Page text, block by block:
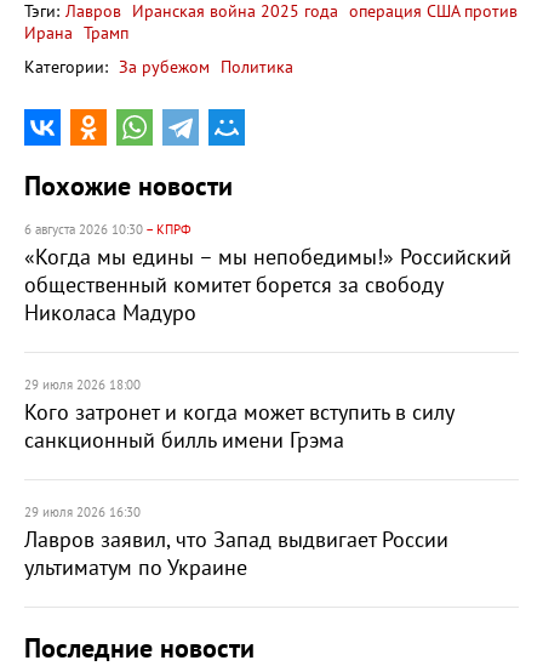
Тэги: Лавров Иранская война 2025 года операция США против
Ирана Трамп
Категории: За рубежом Политика
Похожие новости
6 августа 2026 10:30 – КПРФ
«Когда мы едины – мы непобедимы!» Российский
общественный комитет борется за свободу
Николаса Мадуро
29 июля 2026 18:00
Кого затронет и когда может вступить в силу
санкционный билль имени Грэма
29 июля 2026 16:30
Лавров заявил, что Запад выдвигает России
ультиматум по Украине
Последние новости